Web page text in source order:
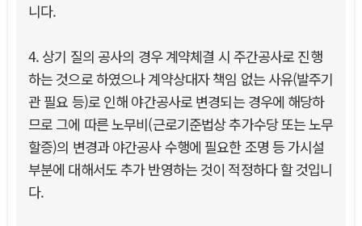
니다.
4. 상기 질의 공사의 경우 계약체결 시 주간공사로 진행
하는 것으로 하였으나 계약상대자 책임 없는 사유(발주기
관 필요 등)로 인해 야간공사로 변경되는 경우에 해당하
므로 그에 따른 노무비(근로기준법상 추가수당 또는 노무
할증)의 변경과 야간공사 수행에 필요한 조명 등 가시설
부분에 대해서도 추가 반영하는 것이 적정하다 할 것입니
다.